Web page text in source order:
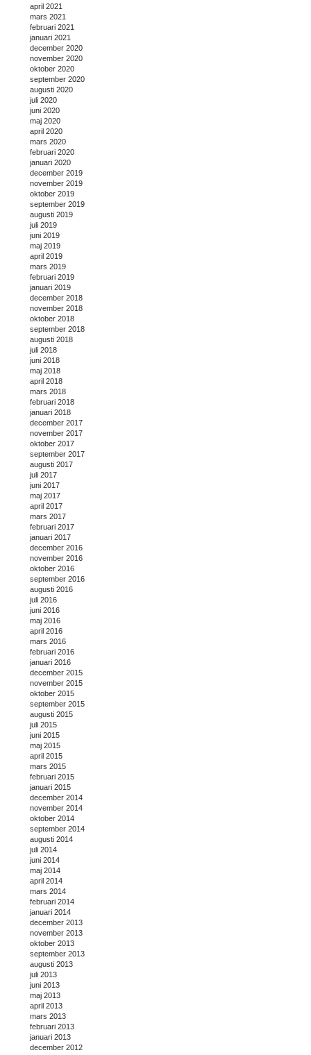
april 2021
mars 2021
februari 2021
januari 2021
december 2020
november 2020
oktober 2020
september 2020
augusti 2020
juli 2020
juni 2020
maj 2020
april 2020
mars 2020
februari 2020
januari 2020
december 2019
november 2019
oktober 2019
september 2019
augusti 2019
juli 2019
juni 2019
maj 2019
april 2019
mars 2019
februari 2019
januari 2019
december 2018
november 2018
oktober 2018
september 2018
augusti 2018
juli 2018
juni 2018
maj 2018
april 2018
mars 2018
februari 2018
januari 2018
december 2017
november 2017
oktober 2017
september 2017
augusti 2017
juli 2017
juni 2017
maj 2017
april 2017
mars 2017
februari 2017
januari 2017
december 2016
november 2016
oktober 2016
september 2016
augusti 2016
juli 2016
juni 2016
maj 2016
april 2016
mars 2016
februari 2016
januari 2016
december 2015
november 2015
oktober 2015
september 2015
augusti 2015
juli 2015
juni 2015
maj 2015
april 2015
mars 2015
februari 2015
januari 2015
december 2014
november 2014
oktober 2014
september 2014
augusti 2014
juli 2014
juni 2014
maj 2014
april 2014
mars 2014
februari 2014
januari 2014
december 2013
november 2013
oktober 2013
september 2013
augusti 2013
juli 2013
juni 2013
maj 2013
april 2013
mars 2013
februari 2013
januari 2013
december 2012